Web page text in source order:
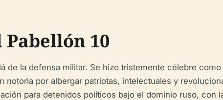
10
de la defensa militar. Se hizo tristemente célebre
notoria por albergar patriotas, intelectuales y
para detenidos políticos bajo el dominio ruso, con